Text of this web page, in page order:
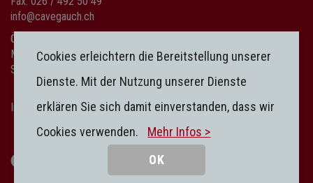
Cookies erleichtern die Bereitstellung unserer
Dienste. Mit der Nutzung unserer Dienste
erklären Sie sich damit einverstanden, dass wir
Cookies verwenden.
Mehr Infos >
OK
info@cavegauch.ch
Öffnungszeiten
Mo-Fr: 08:00-12:00 / 13:30-18:30
Sa: 08:00-15:00
Impressum|Datenschutz